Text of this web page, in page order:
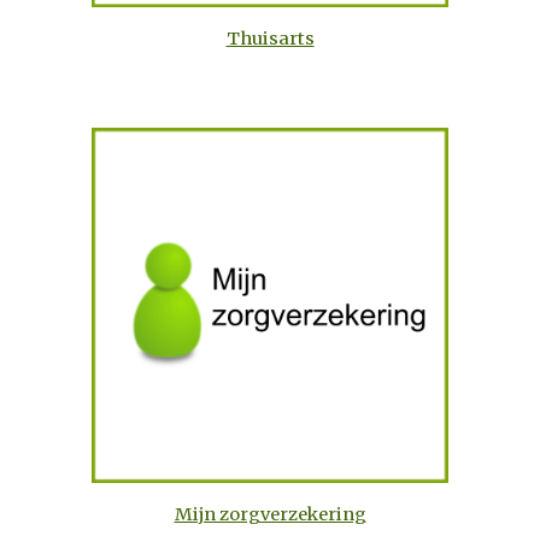
Thuisarts
Mijn zorgverzekering